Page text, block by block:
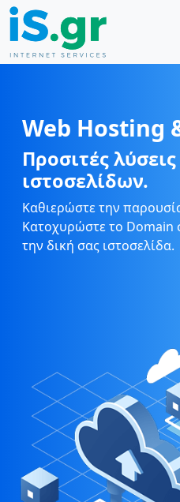
Web Hosting
Προσιτές
ιστοσελίδων.
Καθιερώστε την
Κατοχυρώστε το Domain
την δική σας ιστοσελίδα.